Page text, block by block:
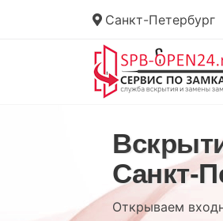
Санкт-Петербург
Санкт-
Открываем